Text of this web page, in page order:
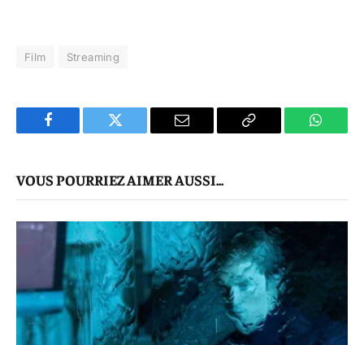
Film Streaming
Facebook Twitter
E-
Copier
VOUS POURRIEZ AIMER AUSSI...